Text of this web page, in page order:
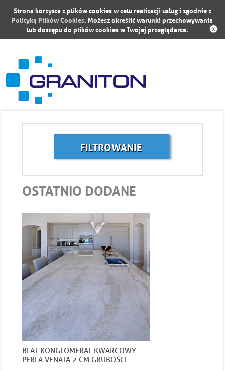
Strona korzysta z plików cookies w celu realizacji usług i zgodnie z
Polityką Plików Cookies. Możesz określić warunki przechowywania
lub dostępu do plików cookies w Twojej przeglądarce.
FILTROWANIE
OSTATNIO DODANE
BLAT KONGLOMERAT KWARCOWY
PERLA VENATA 2 CM GRUBOŚCI